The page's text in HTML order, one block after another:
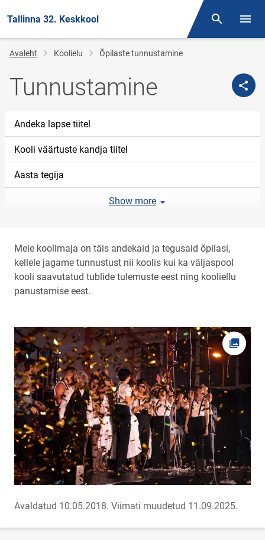
Tallinna 32. Keskkool Otsing
Jälglink
Avaleht Koolielu Õpilaste tunnustamine
Tunnustamine
Andeka lapse tiitel
Kooli väärtuste kandja tiitel
Aasta tegija
Show more
Meie koolimaja on täis andekaid ja tegusaid õpilasi,
kellele jagame tunnustust nii koolis kui ka väljaspool
kooli saavutatud tublide tulemuste eest ning kooliellu
panustamise eest.
Ava
Avaldatud 10.05.2018. Viimati muudetud 11.09.2025.